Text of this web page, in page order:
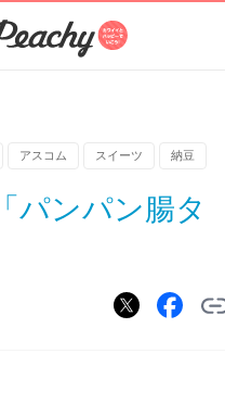
アスコム スイーツ 納豆
パンパン腸タ